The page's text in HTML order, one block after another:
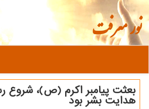
نور معرفت
بعثت پیامبر اکرم (ص)، شروع
هدایت بشر بود